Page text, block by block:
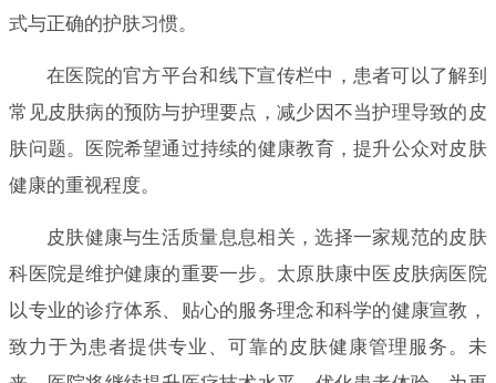
式与正确的护肤习惯。
在医院的官方平台和线下宣传栏中，患者可以了解到
常见皮肤病的预防与护理要点，减少因不当护理导致的皮
肤问题。医院希望通过持续的健康教育，提升公众对皮肤
健康的重视程度。
皮肤健康与生活质量息息相关，选择一家规范的皮肤
科医院是维护健康的重要一步。太原肤康中医皮肤病医院
以专业的诊疗体系、贴心的服务理念和科学的健康宣教，
致力于为患者提供专业、可靠的皮肤健康管理服务。未